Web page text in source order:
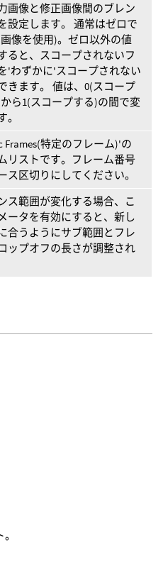
画像と修正画像間のブレン
設定します。 通常はゼロで
像を使用)。ゼロ以外の値
ると、スコープされないフ
'わずかに'スコープされない
きます。 値は、0(スコープ
ら1(スコープする)の間で変
。
Frames(特定のフレーム)'の
リストです。フレーム番号
ス区切りにしてください。
ス範囲が変化する場合、こ
ータを有効にすると、新し
合うようにサブ範囲とフレ
ップオフの長さが調整され